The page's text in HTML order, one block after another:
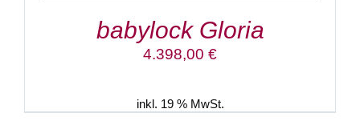
babylock Gloria
4.398,00 €
inkl. 19 % MwSt.